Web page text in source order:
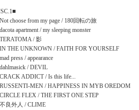
choose from my page / 180回転の旅
apartment / my sleeping monster
/ 影
THE UNKNOWN / FAITH FOR YOURSELF
press / appearance
/ DEVIL
ADDICT / Is this life...
MEN / HAPPINESS IN MYB OREDOM
FLEX / THE FIRST ONE STEP
良外人 / CLIME